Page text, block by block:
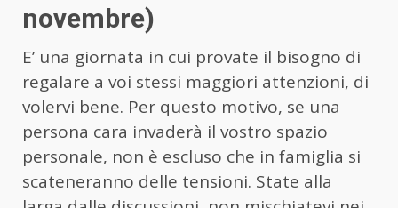
novembre)
E’ una giornata in cui provate il bisogno di
regalare a voi stessi maggiori attenzioni, di
volervi bene. Per questo motivo, se una
persona cara invaderà il vostro spazio
personale, non è escluso che in famiglia si
scateneranno delle tensioni. State alla